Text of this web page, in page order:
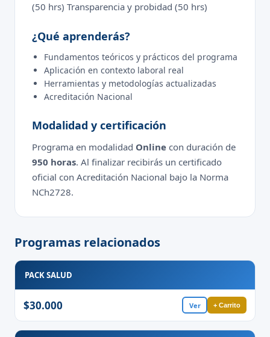
(50 hrs) Transparencia y probidad (50 hrs)
¿Qué aprenderás?
Fundamentos teóricos y prácticos del programa
Aplicación en contexto laboral real
Herramientas y metodologías actualizadas
Acreditación Nacional
Modalidad y certificación
Programa en modalidad Online con duración de
950 horas. Al finalizar recibirás un certificado
oficial con Acreditación Nacional bajo la Norma
NCh2728.
Programas relacionados
PACK SALUD
$30.000 Ver + Carrito